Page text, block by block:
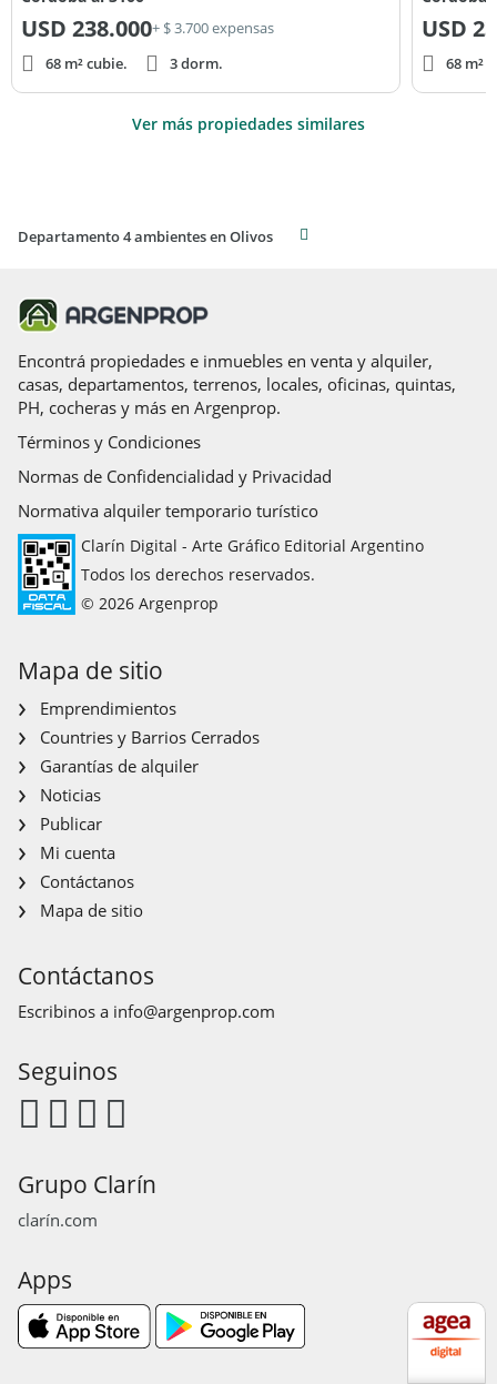
USD 238.000+ $ 3.700 expensas
68 m² cubie.
3 dorm.
USD
68 m²
Ver más propiedades similares
Departamento 4 ambientes en Olivos
Encontrá propiedades e inmuebles en venta y alquiler,
casas, departamentos, terrenos, locales, oficinas, quintas,
PH, cocheras y más en Argenprop.
Términos y Condiciones
Normas de Confidencialidad y Privacidad
Normativa alquiler temporario turístico
Clarín Digital - Arte Gráfico Editorial Argentino
Todos los derechos reservados.
© 2026 Argenprop
Mapa de sitio
Emprendimientos
Countries y Barrios Cerrados
Garantías de alquiler
Noticias
Publicar
Mi cuenta
Contáctanos
Mapa de sitio
Contáctanos
Escribinos a info@argenprop.com
Seguinos
Grupo Clarín
clarín.com
Apps